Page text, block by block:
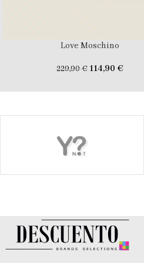
Love Moschino
229,90€ 114,90 €